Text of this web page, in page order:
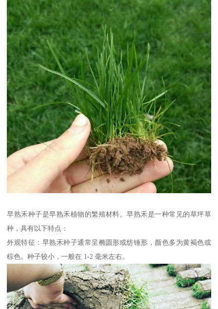
早熟禾种子是早熟禾植物的繁殖材料。早熟禾是一种常见的草坪草
种，具有以下特点：
外观特征：早熟禾种子通常呈椭圆形或纺锤形，颜色多为黄褐色或
棕色。种子较小，一般在 1-2 毫米左右。